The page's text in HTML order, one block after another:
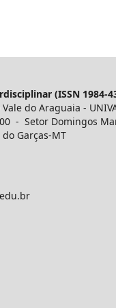
(ISSN 1984-
do Araguaia -
- Setor Domingos
Garças-MT